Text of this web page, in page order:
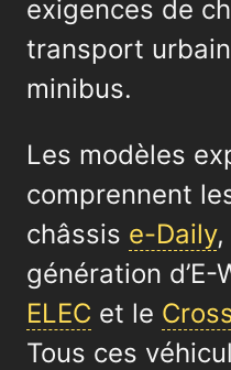
exigences de
transport
minibus.
Les modèles
comprennent
châssis e-Daily,
génération d’E-
ELEC et le
Tous ces